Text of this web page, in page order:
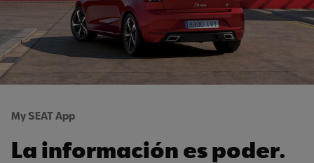
My SEAT App
La información es poder.